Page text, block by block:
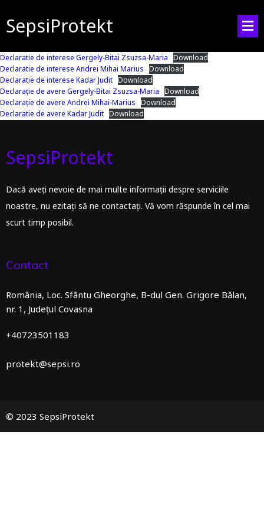
SepsiProtekt
Declaratie de interese Gergely-Bitai Zsuzsa-Maria Download
Declaratie de interese Andrei Mihai Marius Download
Declaratie de interese Kadar Judit Download
Declarație de avere Gergely-Bitai Zsuzsa-Maria Download
Declarație de avere Andrei Mihai-Marius Download
Declaratie de avere Kadar Judit Download
SepsiProtekt
Dacă aveți nevoie de mai multe informații despre serviciile
noastre, nu ezitați să ne contactați. Vă vom răspunde în cel mai
scurt timp posibil.
Contact
România, Loc. Sfântu Gheorghe, B-dul Gen. Grigore Bălan,
nr. 1, Județul Covasna
+40723501183
protekt@sepsi.ro
© 2023 SepsiProtekt